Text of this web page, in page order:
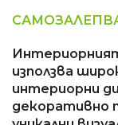
използва
интериорни
декоративно